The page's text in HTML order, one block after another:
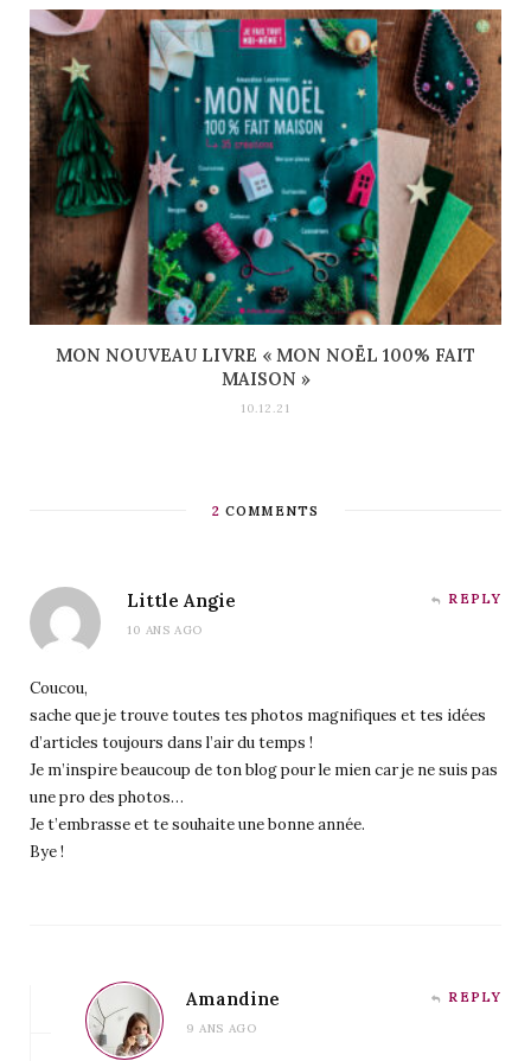
MON NOUVEAU LIVRE « MON NOËL 100% FAIT
MAISON »
10.12.21
2 COMMENTS
Little Angie
10 ANS AGO
REPLY
Coucou,
sache que je trouve toutes tes photos magnifiques et tes idées
d’articles toujours dans l’air du temps !
Je m’inspire beaucoup de ton blog pour le mien car je ne suis pas
une pro des photos…
Je t’embrasse et te souhaite une bonne année.
Bye !
Amandine
9 ANS AGO
REPLY